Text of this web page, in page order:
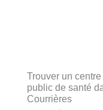
Trouver un
public de santé
Courrières